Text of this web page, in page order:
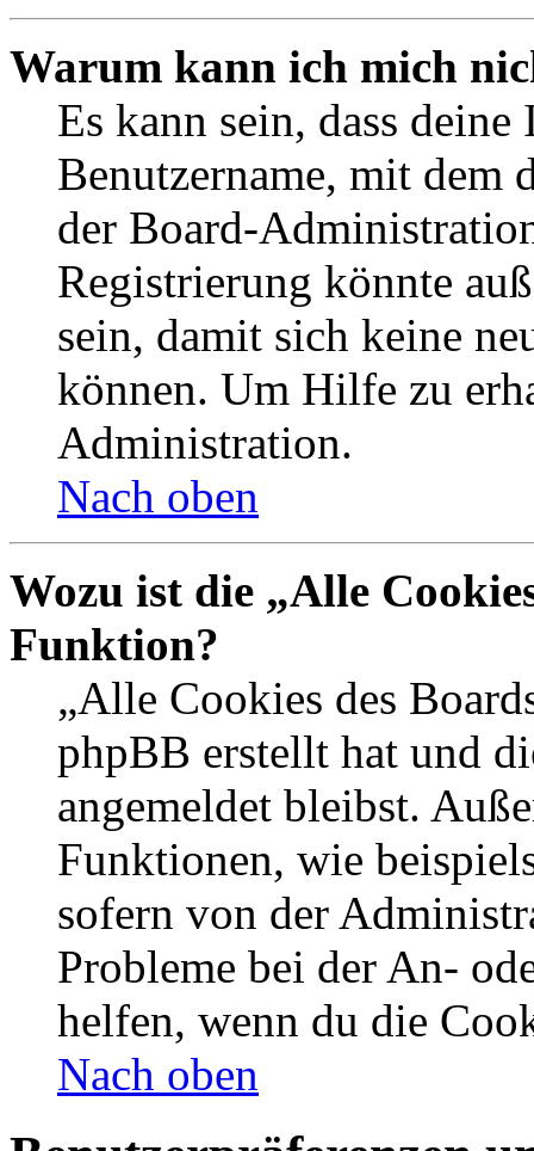
Warum kann ich mich
Es kann sein, dass
Benutzername, mit dem
der Board-
Registrierung könnte
sein, damit sich keine
können. Um Hilfe zu
Administration.
Nach oben
Wozu ist die „Alle
Funktion?
„Alle Cookies des
phpBB erstellt hat und
angemeldet bleibst.
Funktionen, wie
sofern von der
Probleme bei der An-
helfen, wenn du die
Nach oben